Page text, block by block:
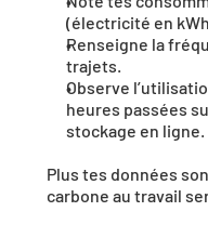
(électricité en
Renseigne la
trajets.
Observe
heures passées
stockage en ligne.
Plus tes données
carbone au travail